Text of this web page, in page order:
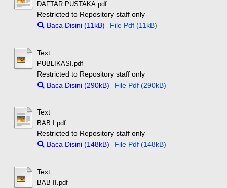
DAFTAR PUSTAKA.pdf
Restricted to Repository staff only
Baca Disini (11kB)
File Pdf (11kB)
Text
PUBLIKASI.pdf
Restricted to Repository staff only
Baca Disini (290kB)
File Pdf (290kB)
Text
BAB I.pdf
Restricted to Repository staff only
Baca Disini (148kB)
File Pdf (148kB)
Text
BAB II.pdf